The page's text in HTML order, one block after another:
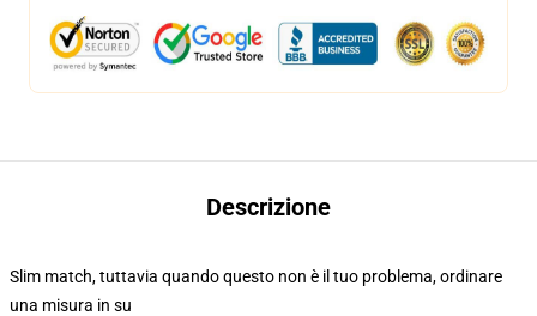
Descrizione
Slim match, tuttavia quando questo non è il tuo problema, ordinare
una misura in su